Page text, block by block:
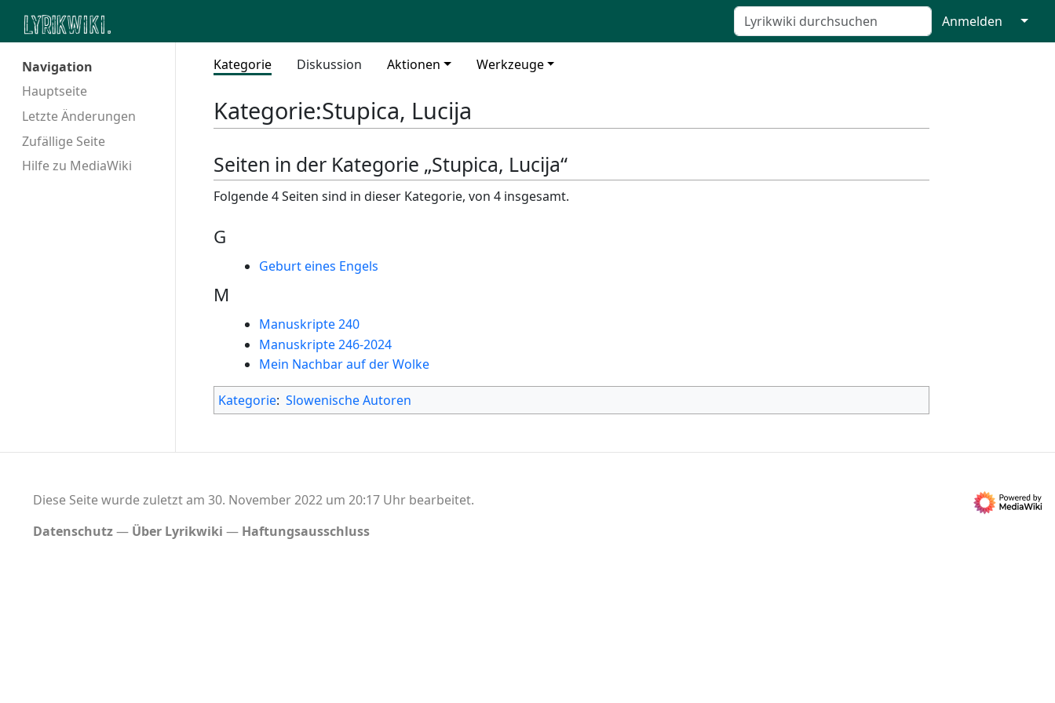
Anmelden ↓
Navigation
Hauptseite
Letzte Änderungen
Zufällige Seite
Hilfe zu MediaWiki
Kategorie Diskussion Aktionen Werkzeuge
Kategorie:Stupica, Lucija
Seiten in der Kategorie „Stupica, Lucija“
Folgende 4 Seiten sind in dieser Kategorie, von 4 insgesamt.
G
Geburt eines Engels
M
Manuskripte 240
Manuskripte 246-2024
Mein Nachbar auf der Wolke
Kategorie: Slowenische Autoren
Diese Seite wurde zuletzt am 30. November 2022 um 20:17 Uhr bearbeitet.
Datenschutz
Über Lyrikwiki Haftungsausschluss